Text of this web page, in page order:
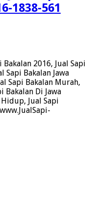
1838-561
2016, Jual Sapi
Sapi Bakalan Jawa
Sapi Bakalan Murah,
Bakalan Di Jawa
Jual Sapi